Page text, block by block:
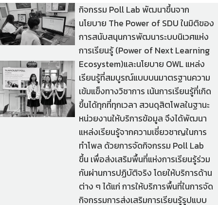
กิจกรรม Poll Lab พัฒนาขึ้นจาก
นโยบาย The Power of SDU ในมิติของ
การสนับสนุนการพัฒนาระบบนิเวศแห่ง
การเรียนรู้ (Power of Next Learning
Ecosystem)และนโยบาย OWL แหล่ง
เรียนรู้ที่สมบูรณ์แบบบนมาตรฐานความ
เข้มแข็งทางวิชาการ เน้นการเรียนรู้ที่เกิด
ขึ้นได้ทุกที่ทุกเวลา สวนดุสิตโพลในฐานะ
หน่วยงานให้บริการข้อมูล จึงได้พัฒนา
แหล่งเรียนรู้จากความเชี่ยวชาญในการ
ทำโพล ด้วยการจัดกิจกรรม Poll Lab
ขึ้น เพื่อส่งเสริมพื้นที่แห่งการเรียนรู้ร่วม
กันผ่านการปฏิบัติจริง โดยให้บริการด้าน
ต่าง ๆ ได้แก่ การให้บริการพื้นที่ในการจัด
กิจกรรมการส่งเสริมการเรียนรู้รูปแบบ